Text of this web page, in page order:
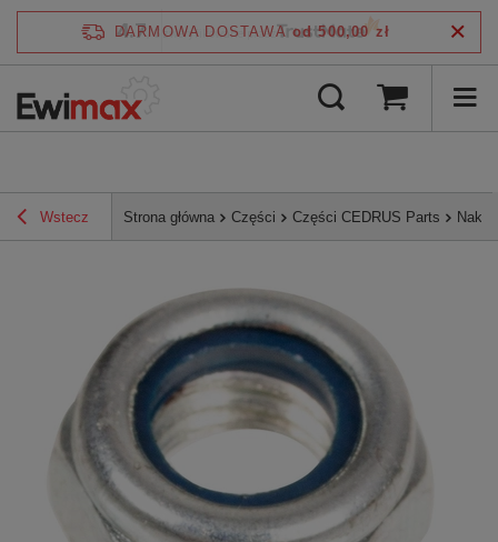
DARMOWA DOSTAWA od 500,00 zł
Wstecz Strona główna Części Części CEDRUS Parts
4.7/5 zweryfikowane przez